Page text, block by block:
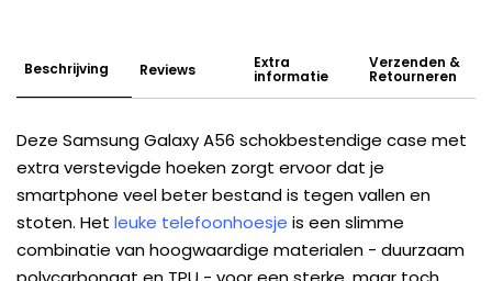
Beschrijving Reviews Extra
informatie
Verzenden &
Retourneren
Deze Samsung Galaxy A56 schokbestendige case met
extra verstevigde hoeken zorgt ervoor dat je
smartphone veel beter bestand is tegen vallen en
stoten. Het leuke telefoonhoesje is een slimme
combinatie van hoogwaardige materialen - duurzaam